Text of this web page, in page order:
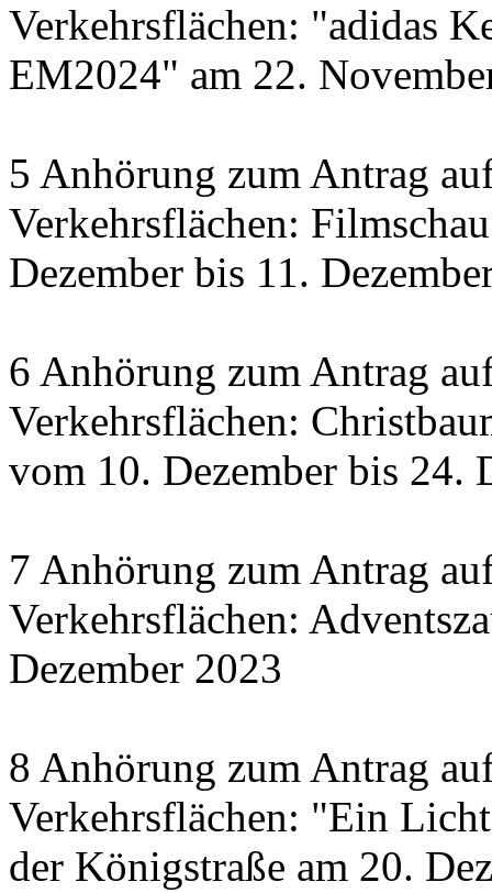
Verkehrsflächen: "adidas
EM2024" am 22.
5 Anhörung zum Antrag
Verkehrsflächen:
Dezember bis 11.
6 Anhörung zum Antrag
Verkehrsflächen:
vom 10. Dezember bis 24.
7 Anhörung zum Antrag
Verkehrsflächen:
Dezember 2023
8 Anhörung zum Antrag
Verkehrsflächen: "Ein
der Königstraße am 20.